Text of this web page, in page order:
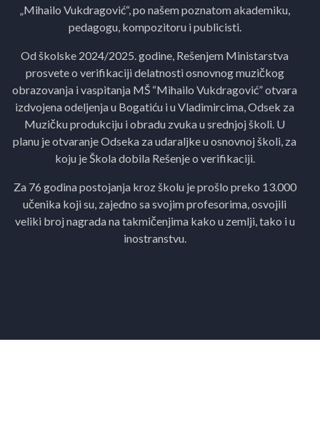
„Mihailo Vukdragović“, po našem poznatom akademiku,
pedagogu, kompozitoru i publicisti.
Od školske 2024/2025. godine, Rešenjem Ministarstva
prosvete o verifikaciji delatnosti osnovnog muzičkog
obrazovanja i vaspitanja MŠ “Mihailo Vukdragović” otvara
izdvojena odeljenja u Bogatiću i u Vladimircima, Odsek za
Muzičku produkciju i obradu zvuka u srednjoj školi. U
planu je otvaranje Odseka za udaraljke u osnovnoj školi, za
koju je Škola dobila Rešenje o verifikaciji.
Za 76 godina postojanja kroz školu je prošlo preko 13.000
učenika koji su, zajedno sa svojim profesorima, osvojili
veliki broj nagrada na takmičenjima kako u zemlji, tako i u
inostranstvu.